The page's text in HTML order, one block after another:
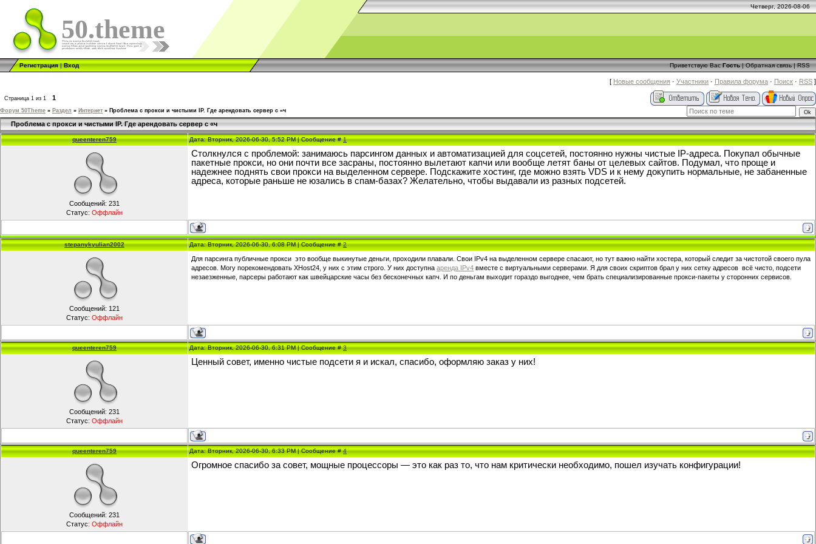
Четверг, 2026-08-06
50.theme
Регистрация|Вход Приветствую Вас Гость|Обратная связь|RSS
[ Новые сообщения · Участники · Правила форума · Поиск · RSS ]
Страница 1 из 1 1
Форум 50Theme » Раздел » Интернет » Проблема с прокси и чистыми IP. Где арендовать сервер с «ч
Проблема с прокси и чистыми IP. Где арендовать сервер с «ч
queenteren759 Дата: Вторник, 2026-06-30, 5:52 PM | Сообщение #1
Сообщений: 231
Статус: Оффлайн
Столкнулся с проблемой: занимаюсь парсингом данных и автоматизацией для соцсетей, постоянно нужны чистые IP-адреса. Покупал обычные
пакетные прокси, но они почти все засраны, постоянно вылетают капчи или вообще летят баны от целевых сайтов. Подумал, что проще и
надежнее поднять свои прокси на выделенном сервере. Подскажите хостинг, где можно взять VDS и к нему докупить нормальные, не забаненные
адреса, которые раньше не юзались в спам-базах? Желательно, чтобы выдавали из разных подсетей.
stepanykyulian2002 Дата: Вторник, 2026-06-30, 6:08 PM | Сообщение #2
Сообщений: 121
Статус: Оффлайн
Для парсинга публичные прокси это вообще выкинутые деньги, проходили плавали. Свои IPv4 на выделенном сервере спасают, но тут важно найти хостера, который следит за чистотой своего пула
адресов. Могу порекомендовать XHost24, у них с этим строго. У них доступна аренда IPv4 вместе с виртуальными серверами. Я для своих скриптов брал у них сетку адресов всё чисто, подсети
незаезженные, парсеры работают как швейцарские часы без бесконечных капч. И по деньгам выходит гораздо выгоднее, чем брать специализированные прокси-пакеты у сторонних сервисов.
queenteren759 Дата: Вторник, 2026-06-30, 6:31 PM | Сообщение #3
Сообщений: 231
Статус: Оффлайн
Ценный совет, именно чистые подсети я и искал, спасибо, оформляю заказ у них!
queenteren759 Дата: Вторник, 2026-06-30, 6:33 PM | Сообщение #4
Сообщений: 231
Статус: Оффлайн
Огромное спасибо за совет, мощные процессоры — это как раз то, что нам критически необходимо, пошел изучать конфигурации!